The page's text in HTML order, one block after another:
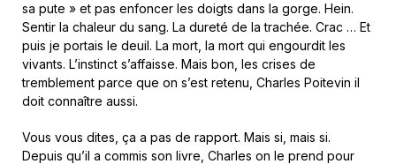
sa pute » et pas enfoncer les doigts dans la gorge. Hein.
Sentir la chaleur du sang. La dureté de la trachée. Crac … Et
puis je portais le deuil. La mort, la mort qui engourdit les
vivants. L’instinct s’affaisse. Mais bon, les crises de
tremblement parce que on s’est retenu, Charles Poitevin il
doit connaître aussi.
Vous vous dites, ça a pas de rapport. Mais si, mais si.
Depuis qu’il a commis son livre, Charles on le prend pour